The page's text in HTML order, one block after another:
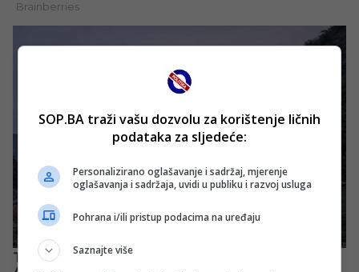
SOP.BA traži vašu dozvolu za korištenje ličnih
podataka za sljedeće:
Personalizirano oglašavanje i sadržaj, mjerenje
oglašavanja i sadržaja, uvidi u publiku i razvoj usluga
Pohrana i/ili pristup podacima na uređaju
Saznajte više